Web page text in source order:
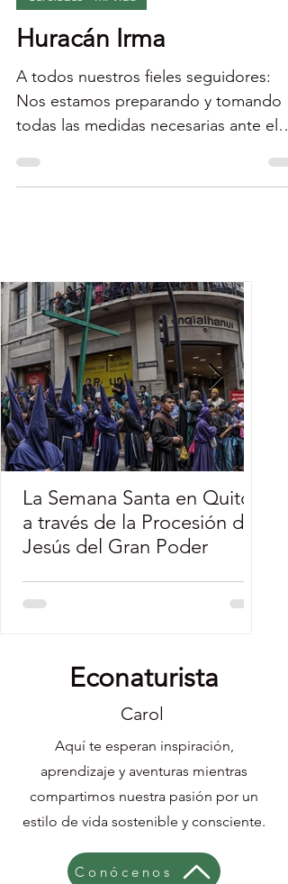
Caroladas - Mi Vida
Huracán Irma
A todos nuestros fieles seguidores:
todas las medidas necesarias ante el
paso del #Huracán #Irma por...
La Semana Santa en Quito
Jesús del Gran Poder
Econaturista
Carol
Aquí te esperan inspiración,
aprendizaje y aventuras mientras
compartimos nuestra pasión por un
estilo de vida sostenible y consciente.